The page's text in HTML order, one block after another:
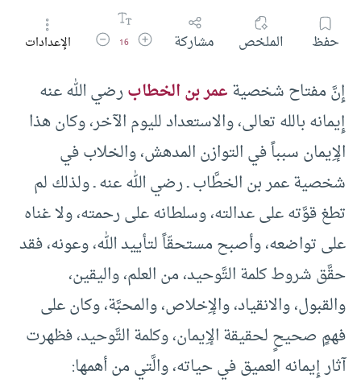
حفظ الملخص مشاركة زيادة حجم الخط
16 تقليل حجم الخط
الإعدادات
إِنَّ مفتاح شخصيةعمر بن الخطابرضي الله عنه
إِيمانه بالله تعالى، والاستعداد لليوم الآخر، وكان هذا
الإِيمان سبباً في التوازن المدهش، والخلاب في
شخصية عمر بن الخطَّاب ـ رضي الله عنه ـ ولذلك لم
تطغ قوَّته على عدالته، وسلطانه على رحمته، ولا غناه
على تواضعه، وأصبح مستحقّاً لتأييد الله، وعونه، فقد
حقَّق شروط كلمة التَّوحيد، من العلم، واليقين،
والقبول، والانقياد، والإِخلاص، والمحبَّة، وكان على
فهمٍ صحيحٍ لحقيقة الإِيمان، وكلمة التَّوحيد، فظهرت
آثار إِيمانه العميق في حياته، والَّتي من أهمها: